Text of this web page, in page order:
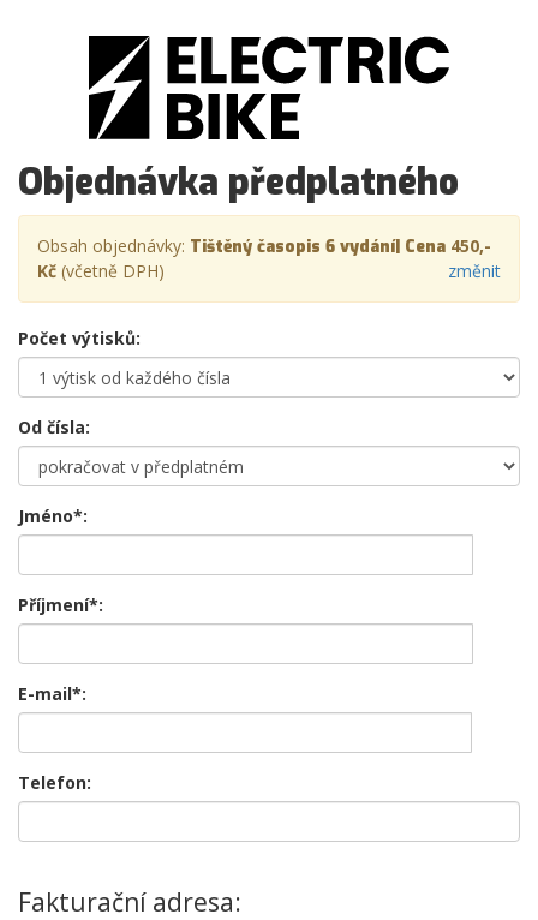
Objednávka předplatného
Obsah objednávky: Tištěný časopis 6 vydání| Cena 450,-
Kč (včetně DPH) změnit
Počet výtisků:
Od čísla:
Jméno*:
Příjmení*:
E-mail*:
Telefon:
Fakturační adresa: